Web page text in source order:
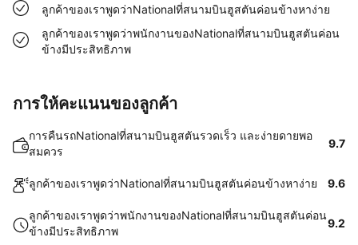
ลูกค้าของเราพูดว่าNationalที่สนามบินฮูสตันค่อนข้างหาง่าย
ลูกค้าของเราพูดว่าพนักงานของNationalที่สนามบินฮูสตันค่อน
ข้างมีประสิทธิภาพ
การให้คะแนนของลูกค้า
การคืนรถNationalที่สนามบินฮูสตันรวดเร็ว และง่ายดายพอ
สมควร
9.7
ลูกค้าของเราพูดว่าNationalที่สนามบินฮูสตันค่อนข้างหาง่าย 9.6
ลูกค้าของเราพูดว่าพนักงานของNationalที่สนามบินฮูสตันค่อน
ข้างมีประสิทธิภาพ
9.2